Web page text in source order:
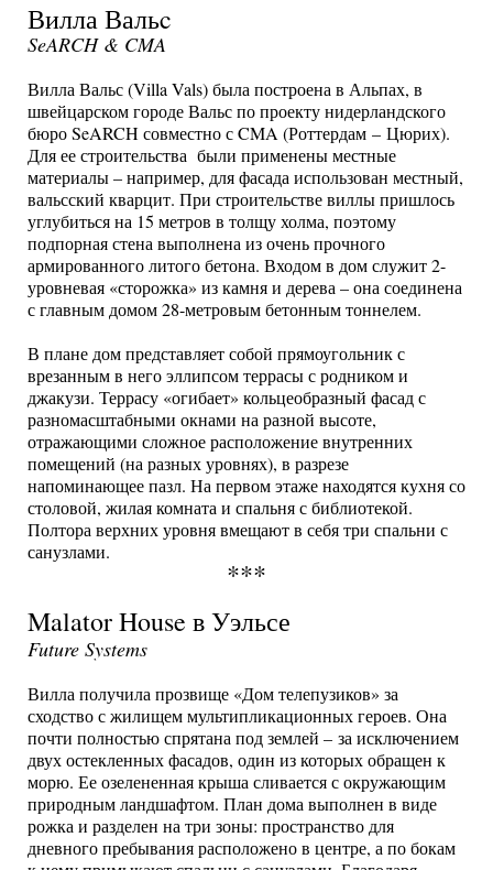
Вилла Вальc
SeARCH & CMA
Вилла Вальс (Villa Vals) была построена в Альпах, в
швейцарском городе Вальс по проекту нидерландского
бюро SeARCH совместно с CMA (Роттердам – Цюрих).
Для ее строительства были применены местные
материалы – например, для фасада использован местный,
вальсский кварцит. При строительстве виллы пришлось
углубиться на 15 метров в толщу холма, поэтому
подпорная стена выполнена из очень прочного
армированного литого бетона. Входом в дом служит 2-
уровневая «сторожка» из камня и дерева – она соединена
с главным домом 28-метровым бетонным тоннелем.
В плане дом представляет собой прямоугольник с
врезанным в него эллипсом террасы с родником и
джакузи. Террасу «огибает» кольцеобразный фасад с
разномасштабными окнами на разной высоте,
отражающими сложное расположение внутренних
помещений (на разных уровнях), в разрезе
напоминающее пазл. На первом этаже находятся кухня со
столовой, жилая комната и спальня с библиотекой.
Полтора верхних уровня вмещают в себя три спальни с
санузлами.
***
Malator House в Уэльсе
Future Systems
Вилла получила прозвище «Дом телепузиков» за
сходство с жилищем мультипликационных героев. Она
почти полностью спрятана под землей – за исключением
двух остекленных фасадов, один из которых обращен к
морю. Ее озелененная крыша сливается с окружающим
природным ландшафтом. План дома выполнен в виде
рожка и разделен на три зоны: пространство для
дневного пребывания расположено в центре, а по бокам